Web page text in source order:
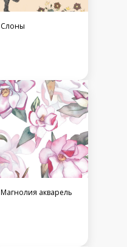
Слоны
Магнолия акварель